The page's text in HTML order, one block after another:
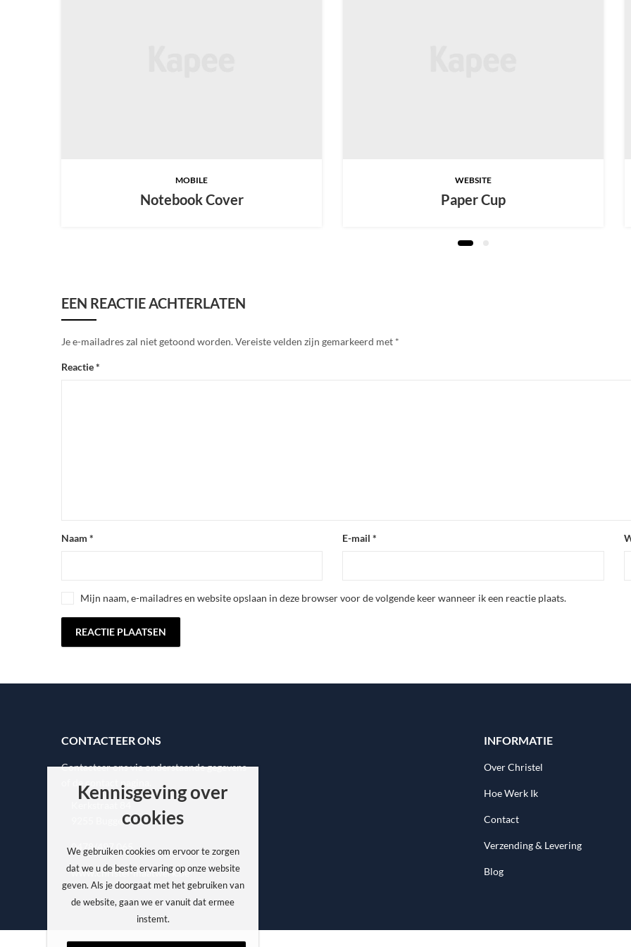
MOBILE
Notebook Cover
WEBSITE
Paper Cup
EEN REACTIE ACHTERLATEN
Je e-mailadres zal niet getoond worden.Vereiste velden zijn gemarkeerd met *
Reactie*
Naam * E-mail*
Mijn naam, e-mailadres en website opslaan in deze browser voor de volgende keer wanneer ik een reactie plaats.
CONTACTEER ONS
Contacteer ons via onderstaande gegevens
of de contact pagina.
9255 Buggenhout
0478/497.065
www.christel-maatwerk.be
INFORMATIE
Over Christel
Hoe Werk Ik
Contact
Verzending & Levering
Blog
Kennisgeving over
cookies
We gebruiken cookies om ervoor te zorgen
dat we u de beste ervaring op onze website
geven. Als je doorgaat met het gebruiken van
de website, gaan we er vanuit dat ermee
instemt.